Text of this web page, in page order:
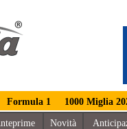
Formula 1 1000 Miglia
Novità